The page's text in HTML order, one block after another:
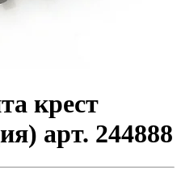
крест
арт. 244888